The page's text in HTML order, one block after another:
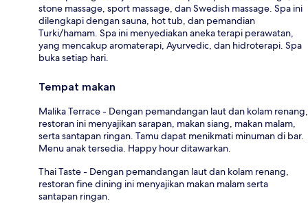
stone massage, sport massage, dan Swedish massage. Spa ini
dilengkapi dengan sauna, hot tub, dan pemandian
Turki/hamam. Spa ini menyediakan aneka terapi perawatan,
yang mencakup aromaterapi, Ayurvedic, dan hidroterapi. Spa
buka setiap hari.
Tempat makan
Malika Terrace - Dengan pemandangan laut dan kolam renang,
restoran ini menyajikan sarapan, makan siang, makan malam,
serta santapan ringan. Tamu dapat menikmati minuman di bar.
Menu anak tersedia. Happy hour ditawarkan.
Thai Taste - Dengan pemandangan laut dan kolam renang,
restoran fine dining ini menyajikan makan malam serta
santapan ringan.